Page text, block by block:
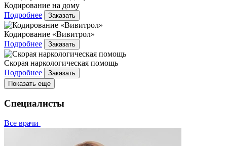
Кодирование на дому
Подробнее
Заказать
Кодирование «Вивитрол»
Подробнее
Заказать
Скорая наркологическая помощь
Подробнее
Заказать
Показать еще
Специалисты
Все врачи